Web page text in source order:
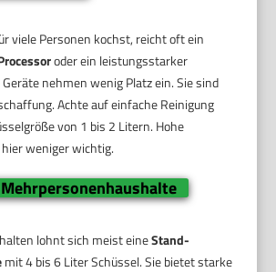
viele Personen kochst, reicht oft ein
oder ein leistungsstarker
Geräte nehmen wenig Platz ein. Sie sind
Achte auf einfache Reinigung
von 1 bis 2 Litern. Hohe
weniger wichtig.
lohnt sich meist eineStand-
mit 4 bis 6 Liter Schüssel. Sie bietet starke